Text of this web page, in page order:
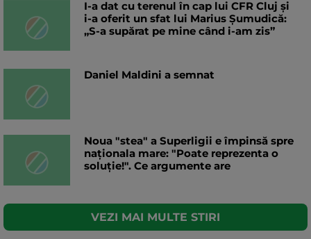
I-a dat cu terenul în cap lui CFR Cluj și
i-a oferit un sfat lui Marius Șumudică:
„S-a supărat pe mine când i-am zis”
Daniel Maldini a semnat
Noua "stea" a Superligii e împinsă spre
naționala mare: "Poate reprezenta o
soluție!". Ce argumente are
VEZI MAI MULTE STIRI